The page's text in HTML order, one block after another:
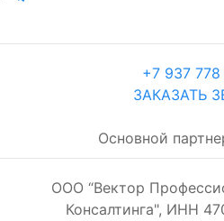
+7 937
ЗАКАЗАТЬ
Основной
ООО “Вектор
Консалтинга", ИНН